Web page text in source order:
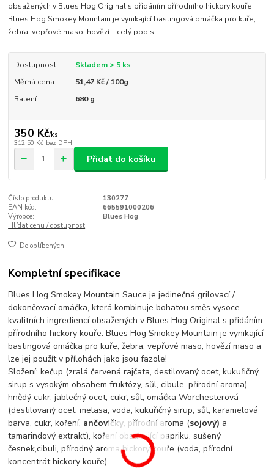
obsažených v Blues Hog Original s přidáním přírodního hickory kouře.
Blues Hog Smokey Mountain je vynikající bastingová omáčka pro kuře,
žebra, vepřové maso, hovězí... celý popis
Dostupnost
Skladem > 5 ks
Měrná cena
51,47 Kč / 100g
Balení
680 g
350 Kč/ks
312,50 Kč bez DPH
Přidat do košíku
Číslo produktu:
130277
EAN kód:
665591000206
Výrobce:
Blues Hog
Hlídat cenu / dostupnost
Do oblíbených
Kompletní specifikace
Blues Hog Smokey Mountain Sauce je jedinečná grilovací /
dokončovací omáčka, která kombinuje bohatou směs vysoce
kvalitních ingrediencí obsažených v Blues Hog Original s přidáním
přírodního hickory kouře.Blues Hog Smokey Mountain je vynikající
bastingová omáčka pro kuře, žebra, vepřové maso, hovězí maso a
lze jej použít v přílohách jako jsou fazole!
Složení: kečup (zralá červená rajčata, destilovaný ocet, kukuřičný
sirup s vysokým obsahem fruktózy, sůl, cibule, přírodní aroma),
hnědý cukr, jablečný ocet, cukr, sůl, omáčka Worchesterová
(destilovaný ocet, melasa, voda, kukuřičný sirup, sůl, karamelová
barva, cukr, koření, ančovičky, přírodní aroma (sojový) a
tamarindový extrakt), koření obsahující papriku, sušený
česnek,cibuli, přírodný aroma hickory kouře (voda, přírodní
koncentrát hickory kouře).